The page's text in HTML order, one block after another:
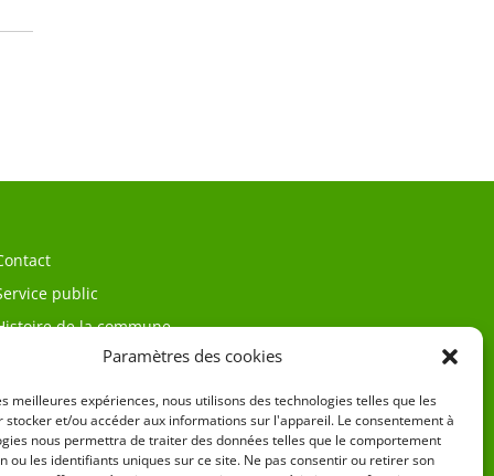
Paramètres des cookies
meilleures expériences, nous utilisons des technologies telles que les
stocker et/ou accéder aux informations sur l'appareil. Le consentement à
nous permettra de traiter des données telles que le comportement
ou les identifiants uniques sur ce site. Ne pas consentir ou retirer son
public
de la commune